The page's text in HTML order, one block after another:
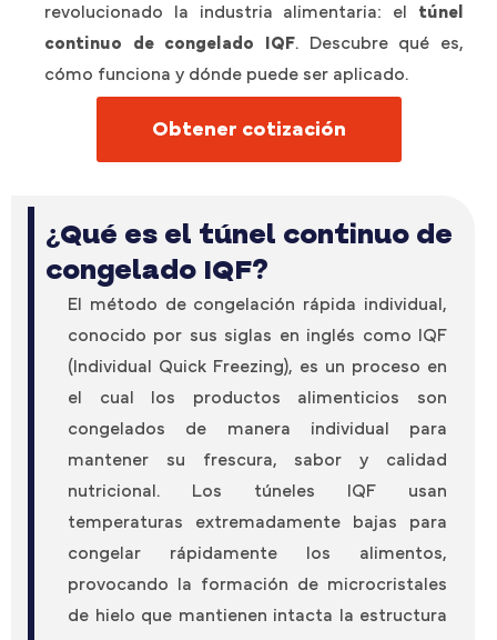
revolucionado la industria alimentaria: el
túnel
continuo de congelado IQF. Descubre qué es,
cómo funciona y dónde puede ser aplicado.
Obtener cotización
¿Qué es el túnel continuo de
congelado IQF?
El método de congelación rápida individual,
conocido por sus siglas en inglés como IQF
(Individual Quick Freezing), es un proceso en
el cual los productos alimenticios son
congelados de manera individual para
mantener su frescura, sabor y calidad
nutricional. Los túneles IQF usan
temperaturas extremadamente bajas para
congelar rápidamente los alimentos,
provocando la formación de microcristales
de hielo que mantienen intacta la estructura